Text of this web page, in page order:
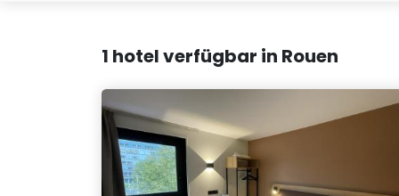
1 hotel verfügbar in Rouen